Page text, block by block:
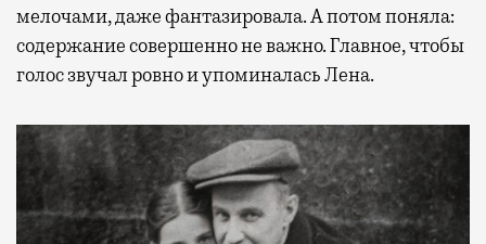
мелочами, даже фантазировала. А потом поняла:
содержание совершенно не важно. Главное, чтобы
голос звучал ровно и упоминалась Лена.